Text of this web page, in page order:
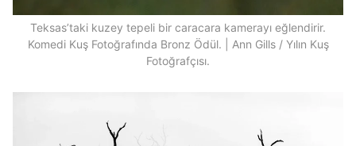
Teksas’taki kuzey tepeli bir caracara kamerayı eğlendirir.
Komedi Kuş Fotoğrafında Bronz Ödül. | Ann Gills / Yılın Kuş
Fotoğrafçısı.